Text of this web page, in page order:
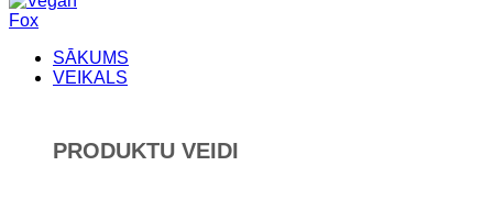
SĀKUMS
VEIKALS
PRODUKTU VEIDI